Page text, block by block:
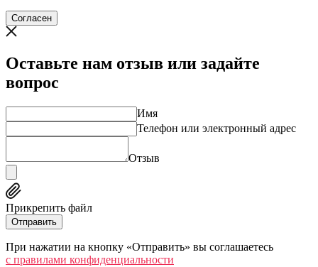
Согласен
Оставьте нам отзыв или задайте
вопрос
Имя
Телефон или электронный адрес
Отзыв
Прикрепить файл
Отправить
При нажатии на кнопку «Отправить» вы соглашаетесь
c правилами конфиденциальности